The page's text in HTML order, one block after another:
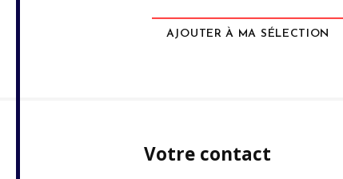
AJOUTER À MA SÉLECTION
Votre contact